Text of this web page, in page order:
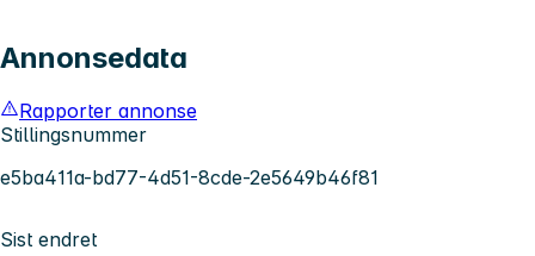
Annonsedata
Rapporter annonse
Stillingsnummer
e5ba411a-bd77-4d51-8cde-2e5649b46f81
Sist endret